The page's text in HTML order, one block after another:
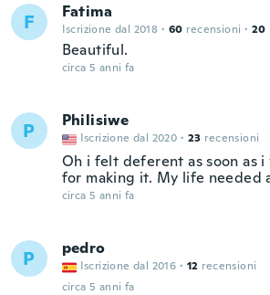
F Fatima
Iscrizione dal 2018 · 60 recensioni · 20
Beautiful.
circa 5 anni fa
P Philisiwe
Iscrizione dal 2020 · 23 recensioni
Oh i felt deferent as soon as
for making it. My life needed
circa 5 anni fa
P pedro
Iscrizione dal 2016 · 12 recensioni
circa 5 anni fa